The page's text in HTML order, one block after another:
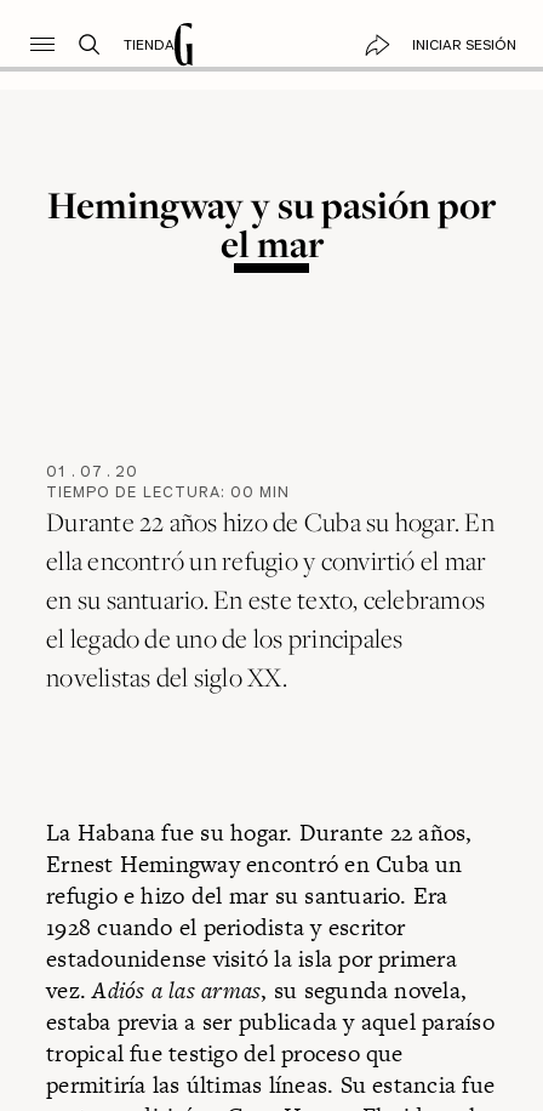
TIENDA INICIAR SESIÓN
Hemingway y su pasión por
el mar
01 . 07 . 20
TIEMPO DE LECTURA: 00 MIN
Durante 22 años hizo de Cuba su hogar. En
ella encontró un refugio y convirtió el mar
en su santuario. En este texto, celebramos
el legado de uno de los principales
novelistas del siglo XX.
La Habana fue su hogar. Durante 22 años,
Ernest Hemingway encontró en Cuba un
refugio e hizo del mar su santuario. Era
1928 cuando el periodista y escritor
estadounidense visitó la isla por primera
vez.Adiós a las armas, su segunda novela,
estaba previa a ser publicada y aquel paraíso
tropical fue testigo del proceso que
permitiría las últimas líneas. Su estancia fue